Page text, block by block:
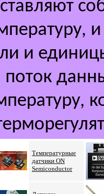
и
Температурные
датчики ON
Semiconductor